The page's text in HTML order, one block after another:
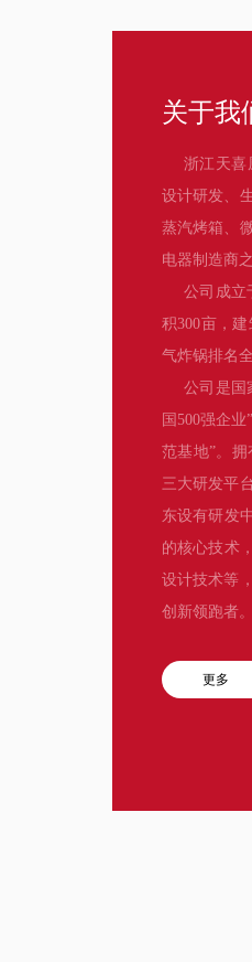
关于我
浙江天喜
设计研发、
蒸汽烤箱、
电器制造商之
公司成立
积300亩，
气炸锅排名
公司是国
国500强企
范基地”。
三大研发平
东设有研发
的核心技术
设计技术等
创新领跑者。
更多